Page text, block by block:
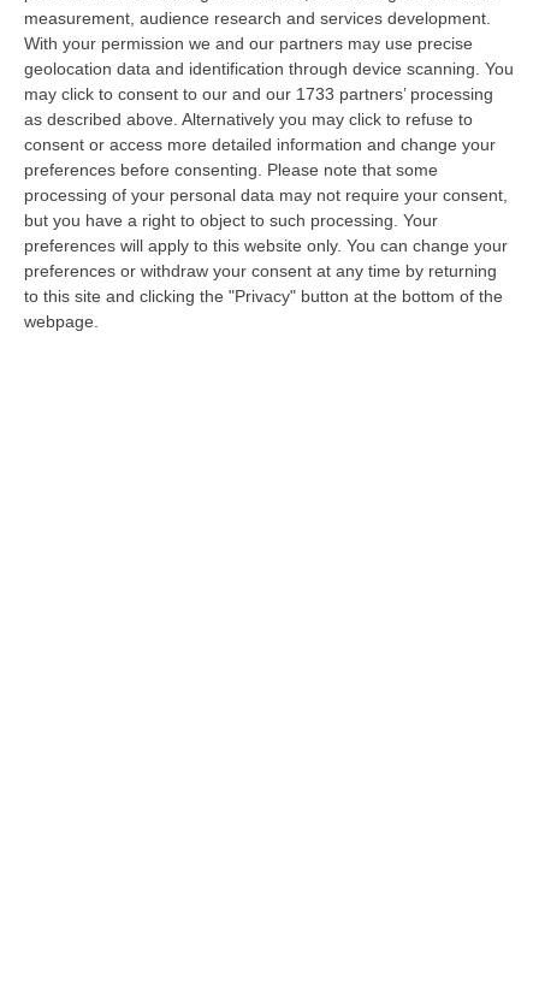
measurement, audience research and services development.
With your permission we and our partners may use precise
geolocation data and identification through device scanning. You
may click to consent to our and our 1733 partners’ processing
as described above. Alternatively you may click to refuse to
consent or access more detailed information and change your
preferences before consenting.
Please note that some
processing of your personal data may not require your consent,
but you have a right to object to such processing. Your
preferences will apply to this website only. You can change your
preferences or withdraw your consent at any time by returning
to this site and clicking the "Privacy" button at the bottom of the
webpage.
San Giorgio, dove si trovava in attesa
dell’arrivo dei consiglieri comunali convocati
per organizzare i lavori della seduta di
insediamento del Consiglio comunale.
«Buongiorno – afferma Cannizzaro – buona
domenica, come vedete sono a Palazzo San
Giorgio in attesa dell’arrivo dei consiglieri
comunali che ho invitato stamattina per
organizzare al meglio i lavori
dell’insediamento del Consiglio Comunale di